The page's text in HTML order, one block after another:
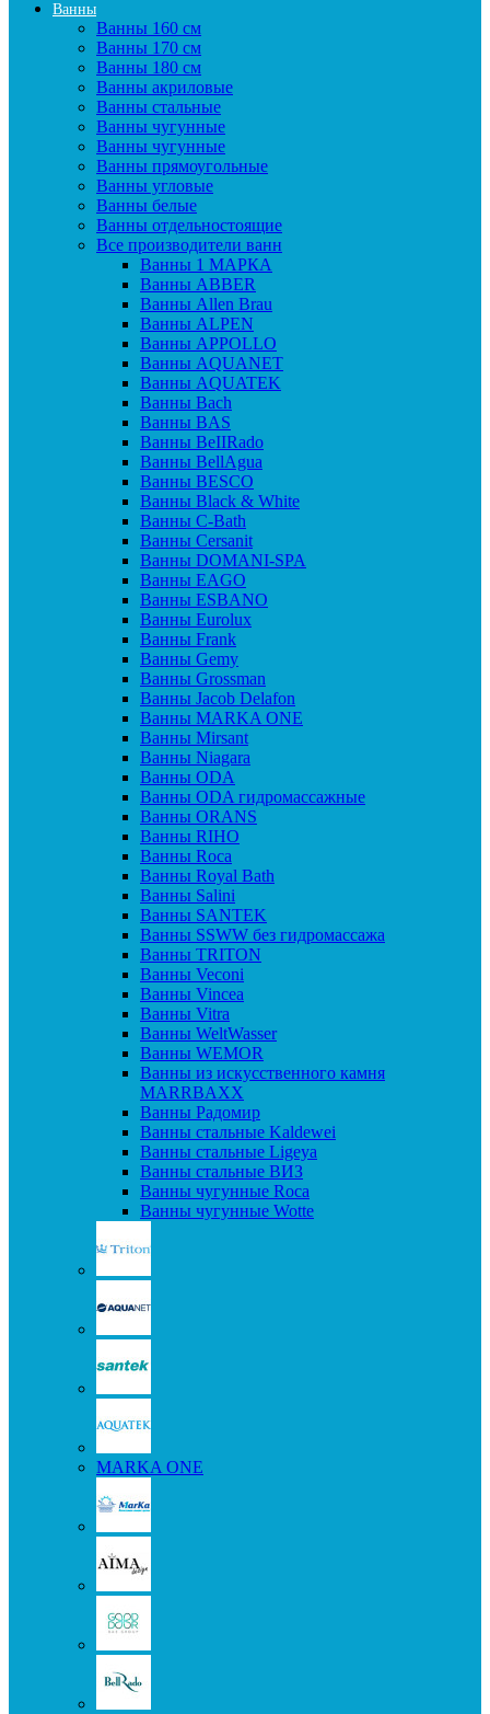
Ванны
Ванны 160 см
Ванны 170 см
Ванны 180 см
Ванны акриловые
Ванны стальные
Ванны чугунные
Ванны чугунные
Ванны прямоугольные
Ванны угловые
Ванны белые
Ванны отдельностоящие
Все производители ванн
Ванны 1 МАРКА
Ванны ABBER
Ванны Allen Brau
Ванны ALPEN
Ванны APPOLLO
Ванны AQUANET
Ванны AQUATEK
Ванны Bach
Ванны BAS
Ванны BeIIRado
Ванны BellAgua
Ванны BESCO
Ванны Black & White
Ванны C-Bath
Ванны Cersanit
Ванны DOMANI-SPA
Ванны EAGO
Ванны ESBANO
Ванны Eurolux
Ванны Frank
Ванны Gemy
Ванны Grossman
Ванны Jacob Delafon
Ванны MARKA ONE
Ванны Mirsant
Ванны Niagara
Ванны ODA
Ванны ODA гидромассажные
Ванны ORANS
Ванны RIHO
Ванны Roca
Ванны Royal Bath
Ванны Salini
Ванны SANTEK
Ванны SSWW без гидромассажа
Ванны TRITON
Ванны Veconi
Ванны Vincea
Ванны Vitra
Ванны WeltWasser
Ванны WEMOR
Ванны из искусственного камня
MARRBAXX
Ванны Радомир
Ванны стальные Kaldewei
Ванны стальные Ligeya
Ванны стальные ВИЗ
Ванны чугунные Roca
Ванны чугунные Wotte
MARKA ONE